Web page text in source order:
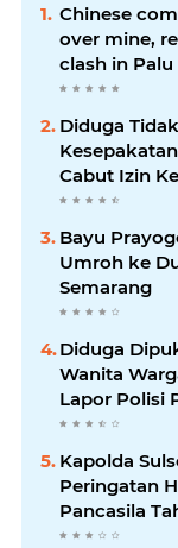
Chinese
over mine,
clash in Palu
Diduga
Cabut Izin
PT XL Axiata
Bayu
Umroh ke
Semarang
Diduga
Wanita
Lapor Polisi
Kapolda
Peringatan
Pancasila
virtual